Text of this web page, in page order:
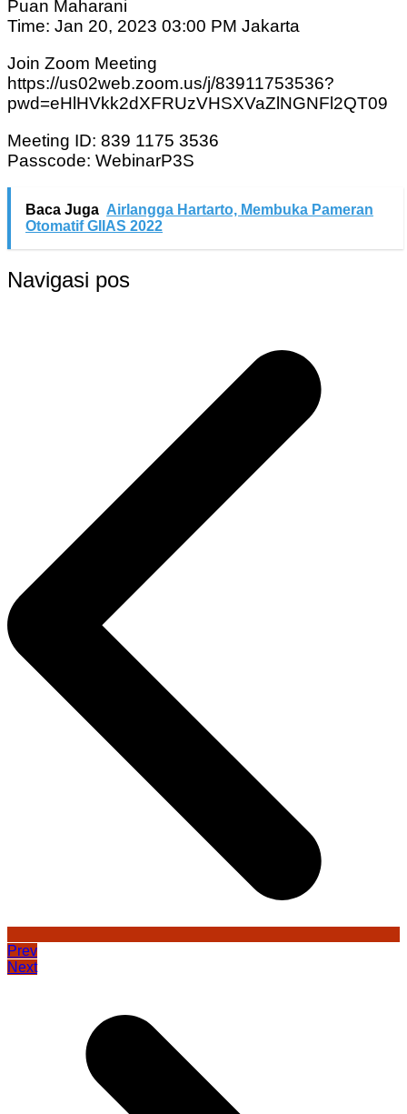
Puan Maharani
Time: Jan 20, 2023 03:00 PM Jakarta
Join Zoom Meeting
https://us02web.zoom.us/j/83911753536?
pwd=eHlHVkk2dXFRUzVHSXVaZlNGNFl2QT09
Meeting ID: 839 1175 3536
Passcode: WebinarP3S
Baca Juga Airlangga Hartarto, Membuka Pameran
Otomatif GIIAS 2022
Navigasi pos
Prev
Next